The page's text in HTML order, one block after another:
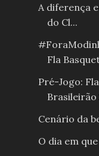
A diferença
do Cl...
Fla
Pré-Jogo:
Brasileirão
Cenário da
O dia em